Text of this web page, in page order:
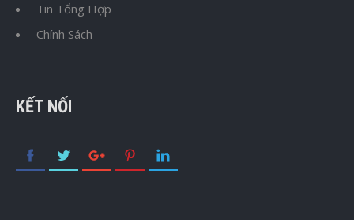
Tin Tổng Hợp
Chính Sách
KẾT NỐI